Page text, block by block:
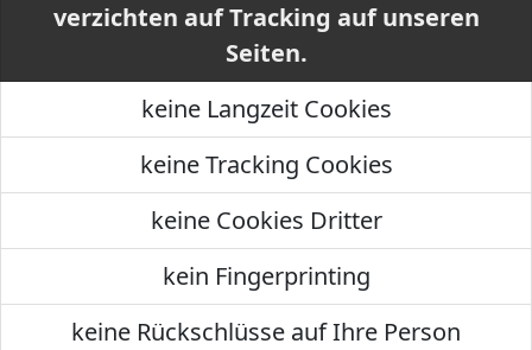
verzichten auf Tracking auf unseren
Seiten.
keine Langzeit Cookies
keine Tracking Cookies
keine Cookies Dritter
kein Fingerprinting
keine Rückschlüsse auf Ihre Person